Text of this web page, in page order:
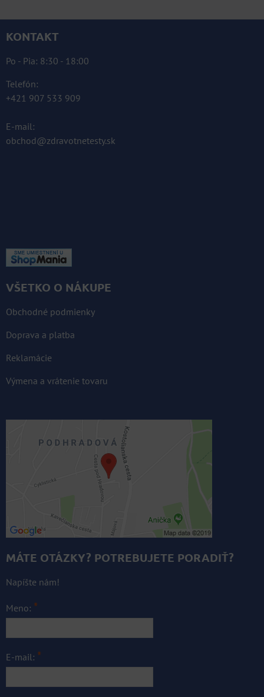
KONTAKT
Po - Pia: 8:30 - 18:00
Telefón:
+421 907 533 909
E-mail:
obchod@zdravotnetesty.sk
VŠETKO O NÁKUPE
Obchodné podmienky
Doprava a platba
Reklamácie
Výmena a vrátenie tovaru
MÁTE OTÁZKY? POTREBUJETE PORADIŤ?
Napíšte nám!
Meno: *
E-mail: *